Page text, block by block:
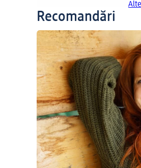
Recomandări